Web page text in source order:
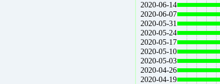
2020-06-14
2020-06-07
2020-05-31
2020-05-24
2020-05-17
2020-05-10
2020-05-03
2020-04-26
2020-04-19